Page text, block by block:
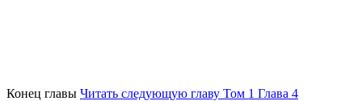
Конец главы Читать следующую главу Том 1 Глава 4